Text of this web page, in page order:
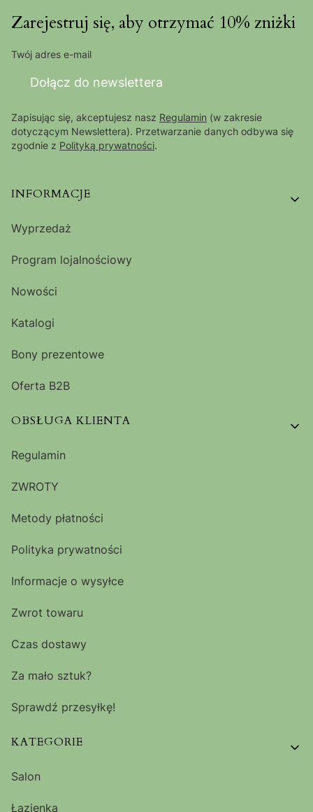
Zarejestruj się, aby otrzymać 10% zniżki
Twój adres e-mail
Dołącz do newslettera
Zapisując się, akceptujesz nasz Regulamin (w zakresie
dotyczącym Newslettera). Przetwarzanie danych odbywa się
zgodnie z Polityką prywatności.
Linki w stopce
INFORMACJE
Wyprzedaż
Program lojalnościowy
Nowości
Katalogi
Bony prezentowe
Oferta B2B
OBSŁUGA KLIENTA
Regulamin
ZWROTY
Metody płatności
Polityka prywatności
Informacje o wysyłce
Zwrot towaru
Czas dostawy
Za mało sztuk?
Sprawdź przesyłkę!
KATEGORIE
Salon
Łazienka